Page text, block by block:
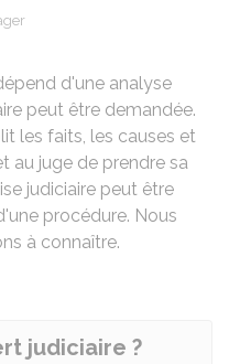
d'une analyse
peut être demandée.
les faits, les causes et
au juge de prendre sa
judiciaire peut être
procédure. Nous
à connaître.
judiciaire ?